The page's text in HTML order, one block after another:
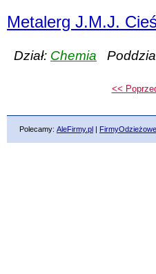
Metalerg J.M.J.
Dział: Chemia
<<
Polecamy: AleFirmy.pl |